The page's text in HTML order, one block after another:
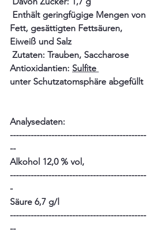
Enthält geringfügige Mengen von
Fett, gesättigten Fettsäuren,
Eiweiß und Salz
Zutaten: Trauben, Saccharose
Antioxidantien: Sulfite
unter Schutzatomsphäre abgefüllt
Analysedaten:
----------------------------------------------
--
Alkohol 12,0 % vol,
----------------------------------------------
-
Säure 6,7 g/l
----------------------------------------------
--